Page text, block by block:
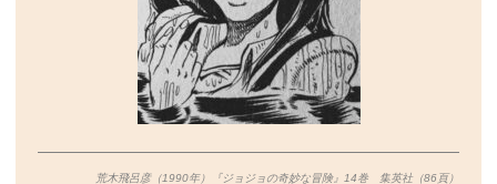
荒木飛呂彦（1990年）『ジョジョの奇妙な冒険』14巻 集英社（86頁）